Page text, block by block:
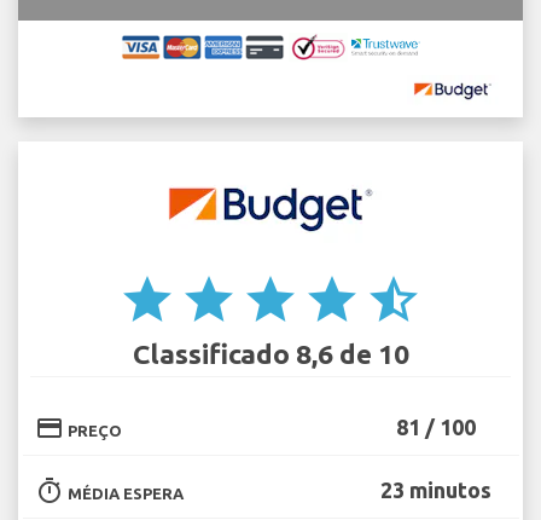
star star star star star_half
Classificado 8,6 de 10
credit_card PREÇO 81 / 100
timer MÉDIA ESPERA 23 minutos